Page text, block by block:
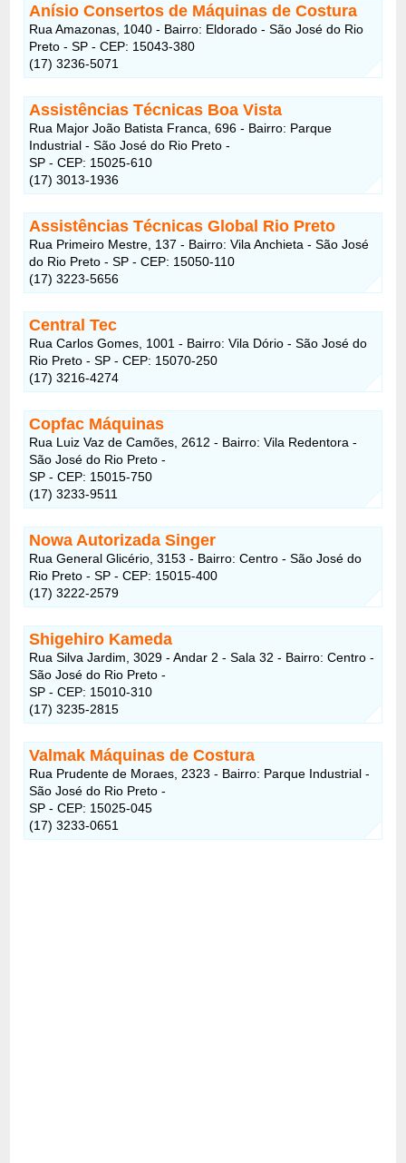
Anísio Consertos de Máquinas de Costura
Rua Amazonas, 1040 - Bairro: Eldorado - São José do Rio
Preto - SP - CEP: 15043-380
(17) 3236-5071
Assistências Técnicas Boa Vista
Rua Major João Batista Franca, 696 - Bairro: Parque
Industrial - São José do Rio Preto -
SP - CEP: 15025-610
(17) 3013-1936
Assistências Técnicas Global Rio Preto
Rua Primeiro Mestre, 137 - Bairro: Vila Anchieta - São José
do Rio Preto - SP - CEP: 15050-110
(17) 3223-5656
Central Tec
Rua Carlos Gomes, 1001 - Bairro: Vila Dório - São José do
Rio Preto - SP - CEP: 15070-250
(17) 3216-4274
Copfac Máquinas
Rua Luiz Vaz de Camões, 2612 - Bairro: Vila Redentora -
São José do Rio Preto -
SP - CEP: 15015-750
(17) 3233-9511
Nowa Autorizada Singer
Rua General Glicério, 3153 - Bairro: Centro - São José do
Rio Preto - SP - CEP: 15015-400
(17) 3222-2579
Shigehiro Kameda
Rua Silva Jardim, 3029 - Andar 2 - Sala 32 - Bairro: Centro -
São José do Rio Preto -
SP - CEP: 15010-310
(17) 3235-2815
Valmak Máquinas de Costura
Rua Prudente de Moraes, 2323 - Bairro: Parque Industrial -
São José do Rio Preto -
SP - CEP: 15025-045
(17) 3233-0651